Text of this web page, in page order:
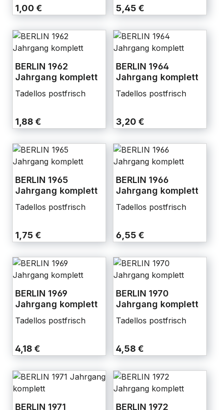
1,00 € 5,45 €
BERLIN 1962
Jahrgang komplett
Tadellos postfrisch
1,88 €
BERLIN 1964
Jahrgang komplett
Tadellos postfrisch
3,20 €
BERLIN 1965
Jahrgang komplett
Tadellos postfrisch
1,75 €
BERLIN 1966
Jahrgang komplett
Tadellos postfrisch
6,55 €
BERLIN 1969
Jahrgang komplett
Tadellos postfrisch
4,18 €
BERLIN 1970
Jahrgang komplett
Tadellos postfrisch
4,58 €
BERLIN 1971
BERLIN 1972